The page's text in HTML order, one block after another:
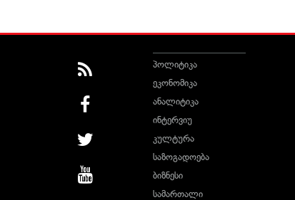
პოლიტიკა
ეკონომიკა
ანალიტიკა
ინტერვიუ
კულტურა
საზოგადოება
ბიზნესი
სამართალი